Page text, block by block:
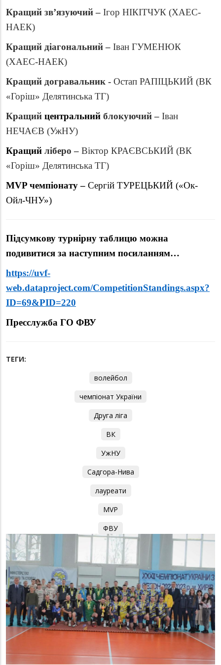
Кращий зв’язуючий – Ігор НІКІТЧУК (ХАЕС-
НАЕК)
Кращий діагональний – Іван ГУМЕНЮК
(ХАЕС-НАЕК)
Кращий догравальник - Остап РАПІЦЬКИЙ (ВК
«Горіш» Делятинська ТГ)
Кращий центральний блокуючий – Іван
НЕЧАЄВ (УжНУ)
Кращий ліберо – Віктор КРАЄВСЬКИЙ (ВК
«Горіш» Делятинська ТГ)
MVP чемпіонату – Сергій ТУРЕЦЬКИЙ («Ок-
Ойл-ЧНУ»)
Підсумкову турнірну таблицю можна
подивитися за наступним посиланням…
https://uvf-
web.dataproject.com/CompetitionStandings.aspx?
ID=69&PID=220
Пресслужба ГО ФВУ
ТЕГИ:
волейбол
чемпіонат України
Друга ліга
ВК
УжНУ
Садгора-Нива
лауреати
MVP
ФВУ